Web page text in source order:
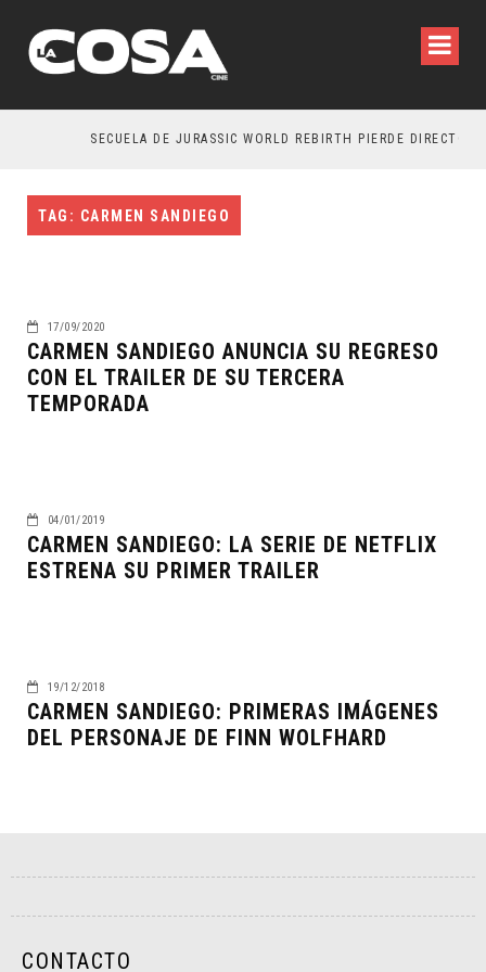
SECUELA DE JURASSIC WORLD REBIRTH PIERDE DIRECTOR
TAG: CARMEN SANDIEGO
17/09/2020
CARMEN SANDIEGO ANUNCIA SU REGRESO
CON EL TRAILER DE SU TERCERA
TEMPORADA
04/01/2019
CARMEN SANDIEGO: LA SERIE DE NETFLIX
ESTRENA SU PRIMER TRAILER
19/12/2018
CARMEN SANDIEGO: PRIMERAS IMÁGENES
DEL PERSONAJE DE FINN WOLFHARD
CONTACTO